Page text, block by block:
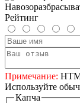
Рейтинг
Примечание:
Используйте
Капча